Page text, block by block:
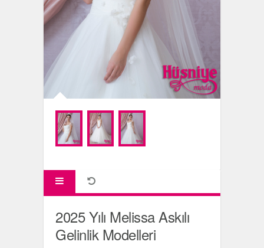
2025 Yılı Melissa Askılı
Gelinlik Modelleri